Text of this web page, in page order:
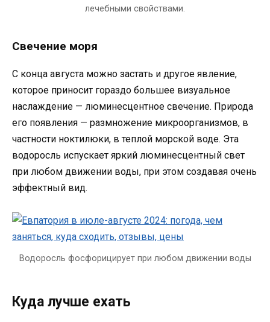
лечебными свойствами.
Свечение моря
С конца августа можно застать и другое явление,
которое приносит гораздо большее визуальное
наслаждение — люминесцентное свечение. Природа
его появления — размножение микроорганизмов, в
частности ноктилюки, в теплой морской воде. Эта
водоросль испускает яркий люминесцентный свет
при любом движении воды, при этом создавая очень
эффектный вид.
Водоросль фосфорицирует при любом движении воды
Куда лучше ехать